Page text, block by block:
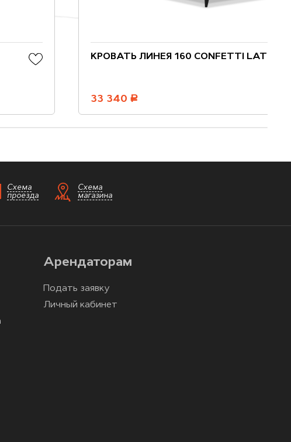
КРОВАТЬ ЛИНЕЯ 160 CONFETTI LATTE
33 340 руб.
Схема
проезда
Схема
магазина
Арендаторам
Подать заявку
Личный кабинет